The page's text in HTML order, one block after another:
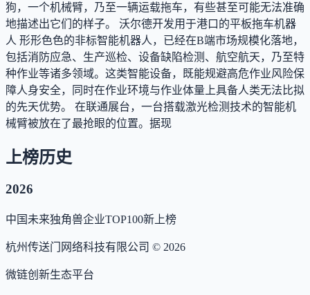
狗，一个机械臂，乃至一辆运载拖车，有些甚至可能无法准确
地描述出它们的样子。 沃尔德开发用于港口的平板拖车机器
人 形形色色的非标智能机器人，已经在B端市场规模化落地，
包括消防应急、生产巡检、设备缺陷检测、航空航天，乃至特
种作业等诸多领域。这类智能设备，既能规避高危作业风险保
障人身安全，同时在作业环境与作业体量上具备人类无法比拟
的先天优势。 在联通展台，一台搭载激光检测技术的智能机
械臂被放在了最抢眼的位置。据现
上榜历史
2026
中国未来独角兽企业TOP100新上榜
杭州传送门网络科技有限公司 © 2026
微链创新生态平台